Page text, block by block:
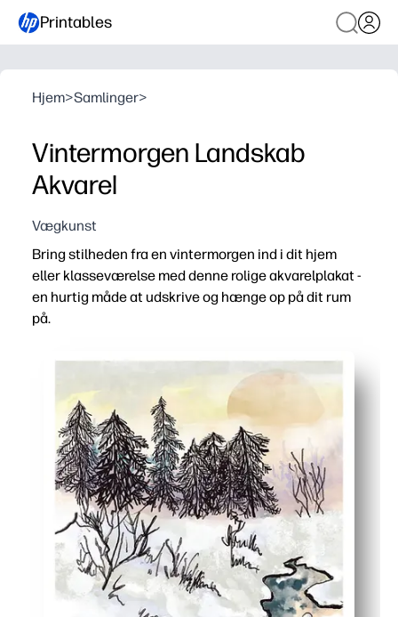
Printables
Hjem>Samlinger>
Vintermorgen Landskab
Akvarel
Vægkunst
Bring stilheden fra en vintermorgen ind i dit hjem
eller klasseværelse med denne rolige akvarelplakat -
en hurtig måde at udskrive og hænge op på dit rum
på.
Udskriv på få minutter - ingen forberedelse,
Skaber et roligt, sæsonbestemt fokuspunkt, der
Fleksibel størrelse - udskriv brev, A4 eller skala til en
Alsidig indretning til opslagstavler, indgange og